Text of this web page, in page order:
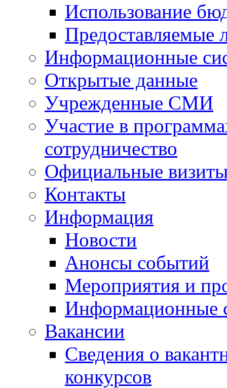
Использование
Предоставляемые
Информационные
Открытые данные
Учрежденные СМИ
Участие в
сотрудничество
Официальные
Контакты
Информация
Новости
Анонсы событий
Мероприятия и
Информационные
Вакансии
Сведения о
конкурсов